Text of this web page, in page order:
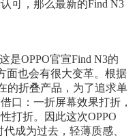
可，那么最新的Find N3
是OPPO官宣Find N3的
面也会有很大变革。根据
的折叠产品，为了追求单
口：一折屏幕效果打折，
打折。因此这次OPPO
成为过去，轻薄质感、